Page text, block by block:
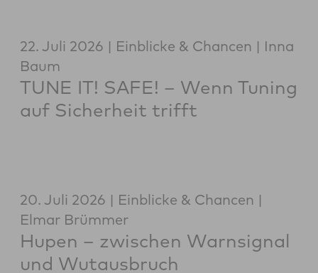
22. Juli 2026 Einblicke & Chancen
Inna
Baum
TUNE IT! SAFE! – Wenn Tuning
auf Sicherheit trifft
20. Juli 2026
Einblicke & Chancen
Elmar Brümmer
Hupen – zwischen Warnsignal
und Wutausbruch